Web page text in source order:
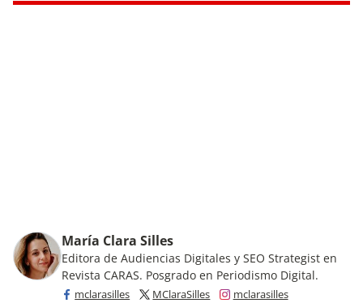
María Clara Silles
Editora de Audiencias Digitales y SEO Strategist en
Revista CARAS. Posgrado en Periodismo Digital.
mclarasilles MClaraSilles mclarasilles